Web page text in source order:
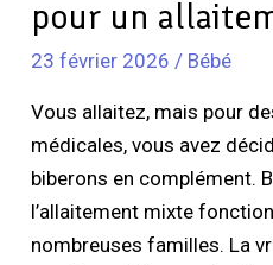
pour un
23 février 2026/ Bébé
Vous allaitez, mais pour
médicales, vous avez
biberons en complément.
l’allaitement mixte
nombreuses familles. La